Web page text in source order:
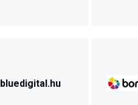
bluedigital.hu